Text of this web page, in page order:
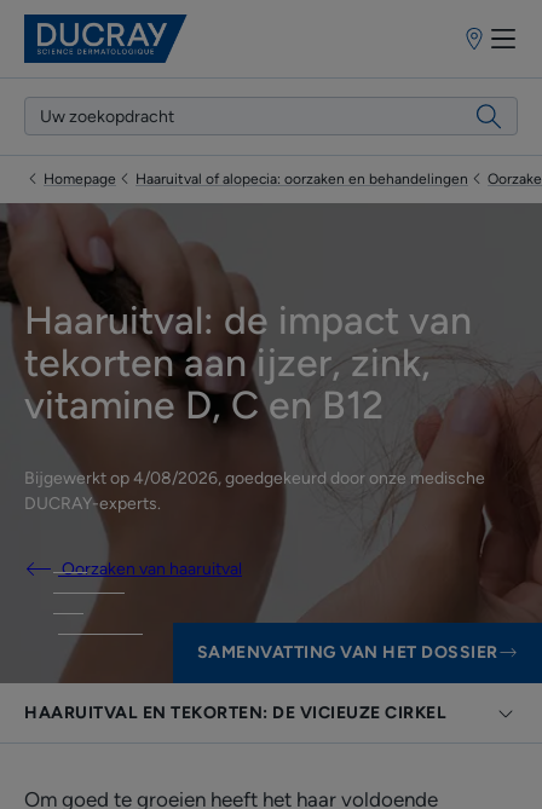
Homepage Haaruitval of alopecia: oorzaken en behandelingen
Haaruitval: de impact van
tekorten aan ijzer, zink,
vitamine D, C en B12
Bijgewerkt op 4/08/2026, goedgekeurd door onze medische
DUCRAY-experts.
Oorzaken van haaruitval
SAMENVATTING VAN HET DOSSIER
HAARUITVAL EN TEKORTEN: DE VICIEUZE CIRKEL
Om goed te groeien heeft het haar voldoende